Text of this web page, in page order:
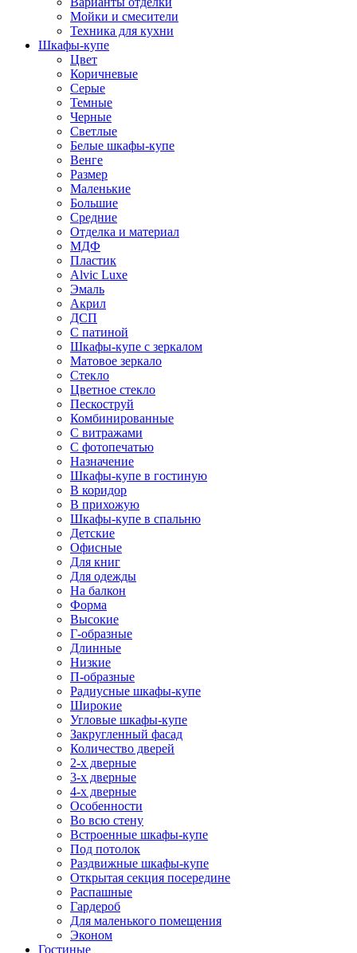
Мойки и смесители
Техника для кухни
Шкафы-купе
Цвет
Коричневые
Серые
Темные
Черные
Светлые
Белые шкафы-купе
Венге
Размер
Маленькие
Большие
Средние
Отделка и материал
МДФ
Пластик
Alvic Luxe
Эмаль
Акрил
ДСП
С патиной
Шкафы-купе с зеркалом
Матовое зеркало
Стекло
Цветное стекло
Пескоструй
Комбинированные
С витражами
С фотопечатью
Назначение
Шкафы-купе в гостиную
В коридор
В прихожую
Шкафы-купе в спальню
Детские
Офисные
Для книг
Для одежды
На балкон
Форма
Высокие
Г-образные
Длинные
Низкие
П-образные
Радиусные шкафы-купе
Широкие
Угловые шкафы-купе
Закругленный фасад
Количество дверей
2-х дверные
3-х дверные
4-х дверные
Особенности
Во всю стену
Встроенные шкафы-купе
Под потолок
Раздвижные шкафы-купе
Открытая секция посередине
Распашные
Гардероб
Для маленького помещения
Эконом
Гостиные